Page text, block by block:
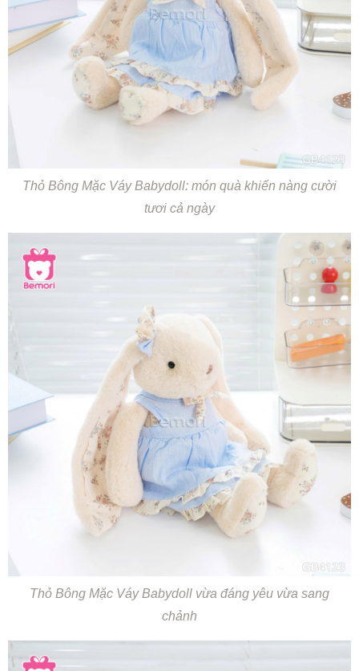
Thỏ Bông Mặc Váy Babydoll: món quà khiến nàng cười
tươi cả ngày
Thỏ Bông Mặc Váy Babydoll vừa đáng yêu vừa sang
chảnh